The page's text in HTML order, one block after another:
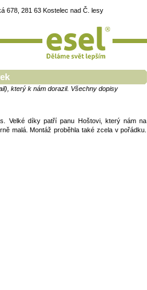
678, 281 63 Kostelec nad Č. lesy
který k nám dorazil. Všechny dopisy
Velké díky patří panu Hoštovi, který nám na
malá. Montáž proběhla také zcela v pořádku.